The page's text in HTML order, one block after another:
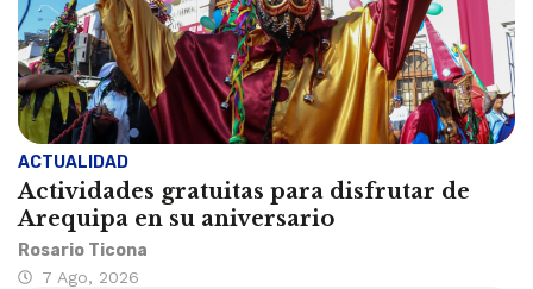
ACTUALIDAD
Actividades gratuitas para disfrutar de
Arequipa en su aniversario
Rosario Ticona
7 Ago, 2026